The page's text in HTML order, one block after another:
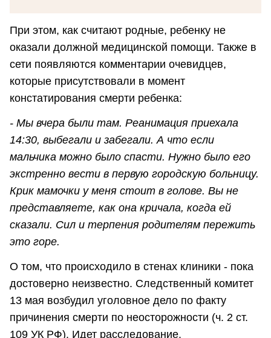
При этом, как считают родные, ребенку не
оказали должной медицинской помощи. Также в
сети появляются комментарии очевидцев,
которые присутствовали в момент
констатирования смерти ребенка:
- Мы вчера были там. Реанимация приехала
14:30, выбегали и забегали. А что если
мальчика можно было спасти. Нужно было его
экстренно вести в первую городскую больницу.
Крик мамочки у меня стоит в голове. Вы не
представляете, как она кричала, когда ей
сказали. Сил и терпения родителям пережить
это горе.
О том, что происходило в стенах клиники - пока
достоверно неизвестно. Следственный комитет
13 мая возбудил уголовное дело по факту
причинения смерти по неосторожности (ч. 2 ст.
109 УК РФ). Идет расследование.